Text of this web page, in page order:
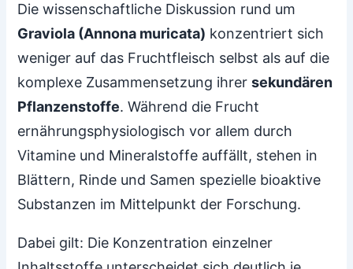
Die wissenschaftliche Diskussion rund um
Graviola (Annona muricata) konzentriert sich
weniger auf das Fruchtfleisch selbst als auf die
komplexe Zusammensetzung ihrersekundären
Pflanzenstoffe. Während die Frucht
ernährungsphysiologisch vor allem durch
Vitamine und Mineralstoffe auffällt, stehen in
Blättern, Rinde und Samen spezielle bioaktive
Substanzen im Mittelpunkt der Forschung.
Dabei gilt: Die Konzentration einzelner